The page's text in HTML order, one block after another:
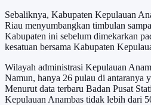
Sebaliknya, Kabupaten Kepulauan
Riau menyumbangkan timbulan
Kabupaten ini sebelum dimekarkan
kesatuan bersama Kabupaten
Wilayah administrasi Kepulauan
Namun, hanya 26 pulau di antaranya
Menurut data terbaru Badan Pusat
Kepulauan Anambas tidak lebih dari